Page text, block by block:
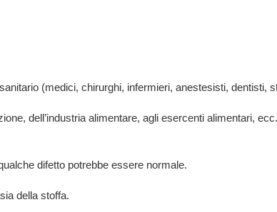
(medici, chirurghi, infermieri, anestesisti, dentisti,
dell’industria alimentare, agli esercenti alimentari,
difetto potrebbe essere normale.
della stoffa.